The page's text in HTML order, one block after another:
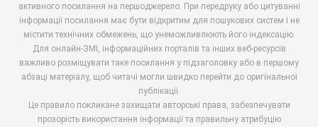
активного посилання на першоджерело. При передруку або цитуванні
інформації посилання має бути відкритим для пошукових систем і не
містити технічних обмежень, що унеможливлюють його індексацію.
Для онлайн-ЗМІ, інформаційних порталів та інших веб-ресурсів
важливо розміщувати таке посилання у підзаголовку або в першому
абзаці матеріалу, щоб читачі могли швидко перейти до оригінальної
публікації.
Це правило покликане захищати авторські права, забезпечувати
прозорість використання інформації та правильну атрибуцію